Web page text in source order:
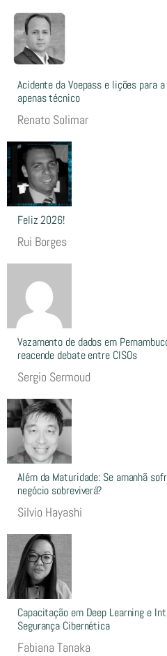
Acidente da Voepass e lições para
apenas técnico
Renato Solimar
Feliz 2026!
Rui Borges
Vazamento de dados em
reacende debate entre CISOs
Sergio Sermoud
Além da Maturidade: Se amanhã
negócio sobreviverá?
Silvio Hayashi
Capacitação em Deep Learning e
Segurança Cibernética
Fabiana Tanaka